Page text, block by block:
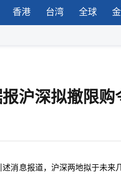
香港 台湾 全球
沪深拟撤限
消息报道，沪深两地拟于未